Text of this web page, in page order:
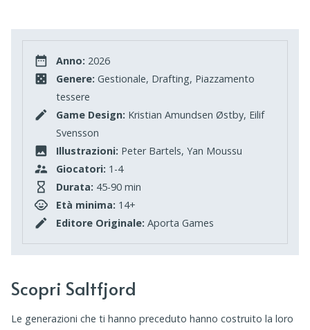
Anno: 2026
Genere: Gestionale, Drafting, Piazzamento
tessere
Game Design: Kristian Amundsen Østby, Eilif
Svensson
Illustrazioni: Peter Bartels, Yan Moussu
Giocatori: 1-4
Durata: 45-90 min
Età minima: 14+
Editore Originale: Aporta Games
Scopri Saltfjord
Le generazioni che ti hanno preceduto hanno costruito la loro